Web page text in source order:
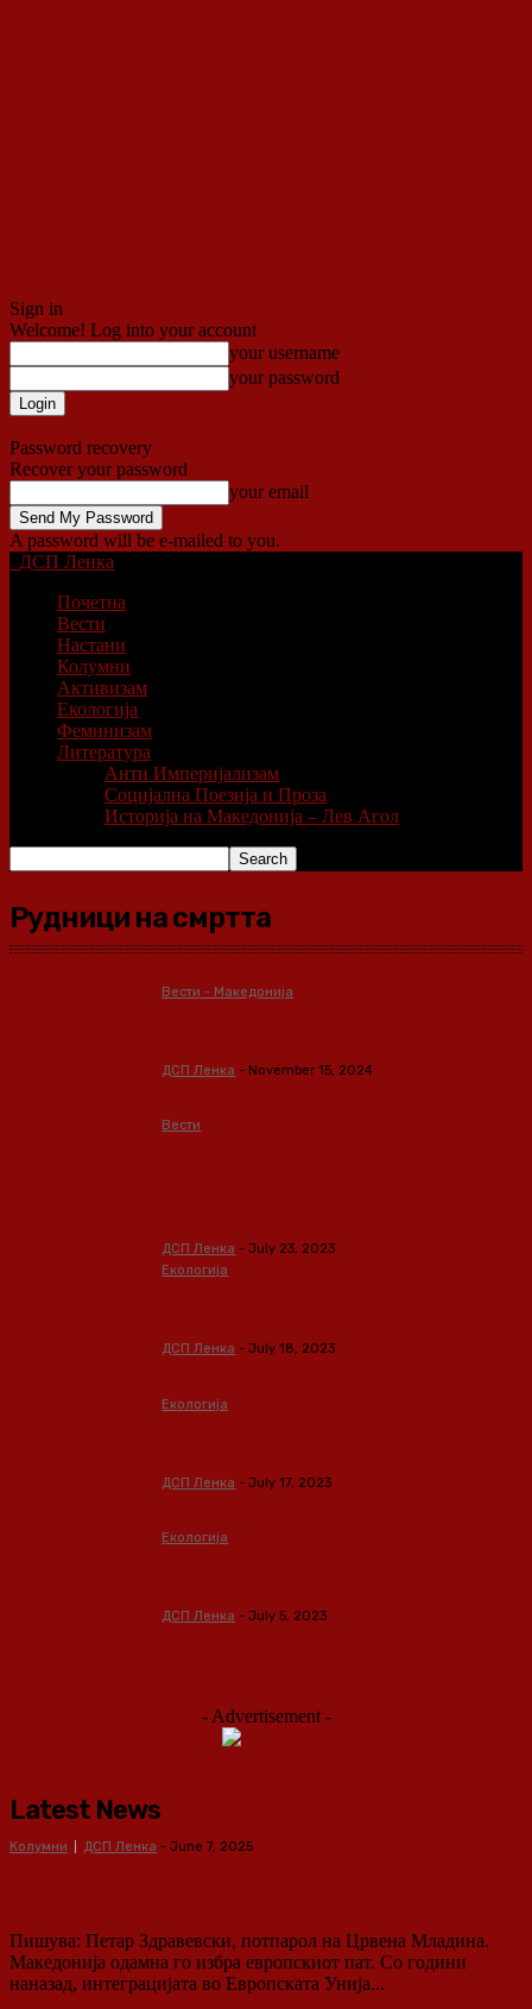
Sign in
Welcome! Log into your account
your username
your password
Password recovery
Recover your password
your email
A password will be e-mailed to you.
ДСП Ленка
Почетна
Вести
Настани
Колумни
Активизам
Екологија
Феминизам
Литература
Анти Империјализам
Социјална Поезија и Проза
Историја на Македонија – Лев Агол
Рудници на смртта
Вести - Македонија
ДСП Ленка - November 15, 2024
Вести
ДСП Ленка - July 23, 2023
Екологија
ДСП Ленка - July 18, 2023
Екологија
ДСП Ленка - July 17, 2023
Екологија
ДСП Ленка - July 5, 2023
- Advertisement -
Latest News
Колумни ДСП Ленка - June 7, 2025
Пишува: Петар Здравевски, потпарол на Црвена Младина.
Македонија одамна го избра европскиот пат. Со години
наназад, интеграцијата во Европската Унија...